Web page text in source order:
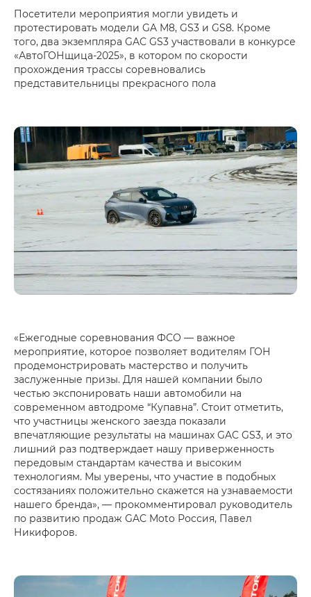
Посетители мероприятия могли увидеть и
протестировать модели GA M8, GS3 и GS8. Кроме
того, два экземпляра GAC GS3 участвовали в конкурсе
«АвтоГОНщица-2025», в котором по скорости
прохождения трассы соревновались
представительницы прекрасного пола
«Ежегодные соревнования ФСО — важное
мероприятие, которое позволяет водителям ГОН
продемонстрировать мастерство и получить
заслуженные призы. Для нашей компании было
честью экспонировать наши автомобили на
современном автодроме “Купавна”. Стоит отметить,
что участницы женского заезда показали
впечатляющие результаты на машинах GAC GS3, и это
лишний раз подтверждает нашу приверженность
передовым стандартам качества и высоким
технологиям. Мы уверены, что участие в подобных
состязаниях положительно скажется на узнаваемости
нашего бренда», — прокомментировал руководитель
по развитию продаж GAC Moto Россия, Павел
Никифоров.